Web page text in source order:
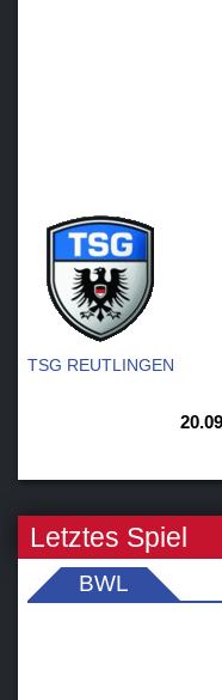
TSG REUTLINGEN
Letztes Spiel
BWL